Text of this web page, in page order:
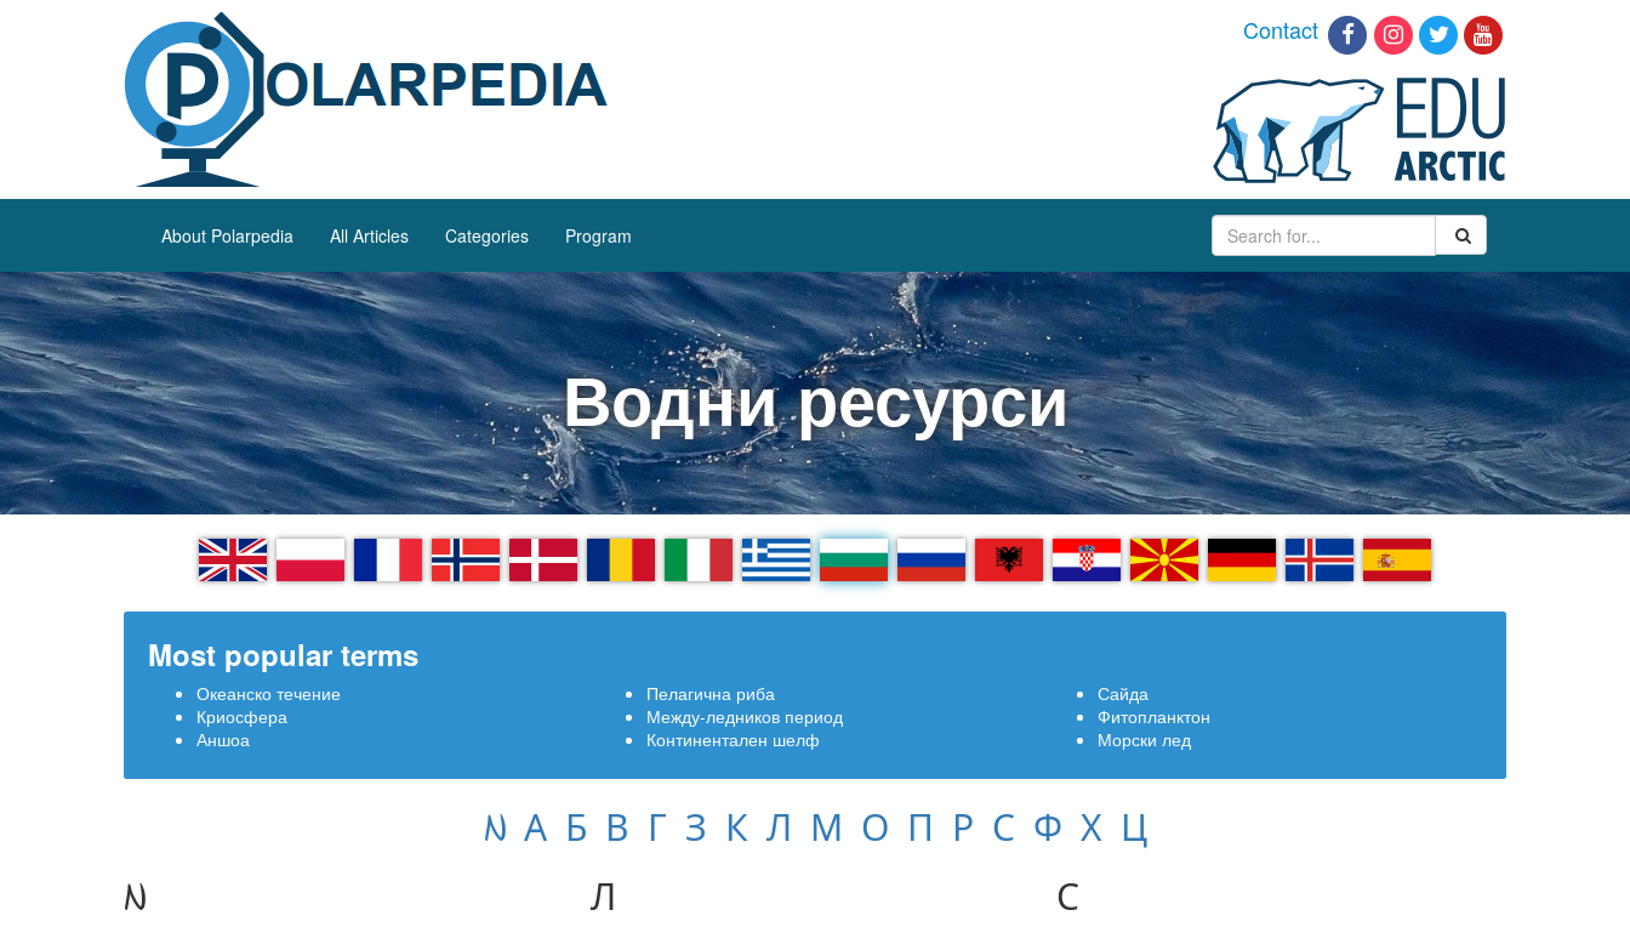
Contact
About Polarpedia All Articles Categories Program
Водни ресурси
EN NN EL BG RU SQ HR MK DE IS ES
Most popular terms
Океанско течение
Криосфера
Аншоа
Пелагична риба
Между-ледников период
Континентален шелф
Сайда
Фитопланктон
Морски лед
N А Б В Г З К Л М О П Р С Ф Х Ц
N
Л С